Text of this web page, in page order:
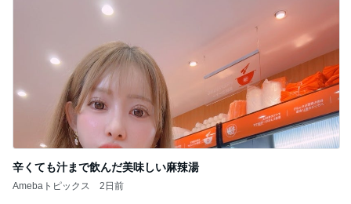
辛くても汁まで飲んだ美味しい麻辣湯
Amebaトピックス 2日前